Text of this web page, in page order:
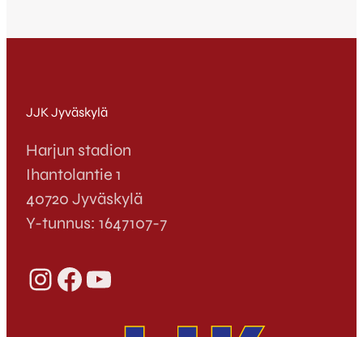
JJK Jyväskylä
Harjun stadion
Ihantolantie 1
40720 Jyväskylä
Y-tunnus: 1647107-7
InstagramFacebook YouTube